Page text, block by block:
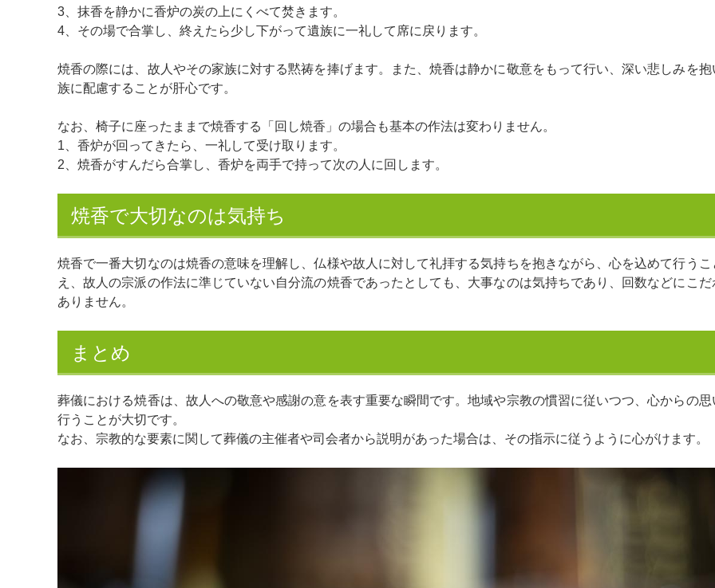
3、抹香を静かに香炉の炭の上にくべて焚きます。
4、その場で合掌し、終えたら少し下がって遺族に一礼して席に戻ります。
焼香の際には、故人やその家族に対する黙祷を捧げます。また、焼香は静かに敬意をもって行い、深い悲しみを
族に配慮することが肝心です。
なお、椅子に座ったままで焼香する「回し焼香」の場合も基本の作法は変わりません。
1、香炉が回ってきたら、一礼して受け取ります。
2、焼香がすんだら合掌し、香炉を両手で持って次の人に回します。
焼香で大切なのは気持ち
焼香で一番大切なのは焼香の意味を理解し、仏様や故人に対して礼拝する気持ちを抱きながら、心を込めて行う
え、故人の宗派の作法に準じていない自分流の焼香であったとしても、大事なのは気持ちであり、回数などにこ
ありません。
まとめ
葬儀における焼香は、故人への敬意や感謝の意を表す重要な瞬間です。地域や宗教の慣習に従いつつ、心からの
行うことが大切です。
なお、宗教的な要素に関して葬儀の主催者や司会者から説明があった場合は、その指示に従うように心がけます。